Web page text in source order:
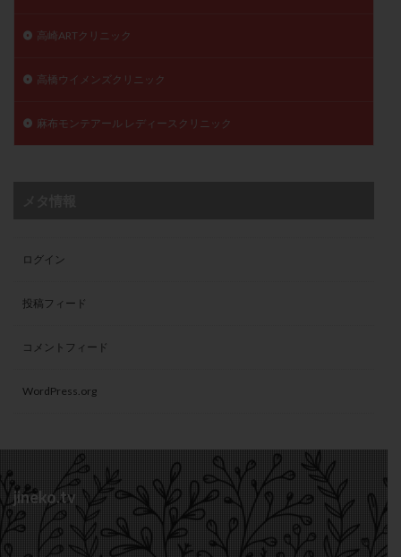
高崎ARTクリニック
高橋ウイメンズクリニック
麻布モンテアール レディースクリニック
ログイン
投稿フィード
コメントフィード
WordPress.org
jineko.tv